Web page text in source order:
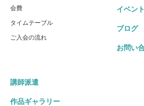
会費
タイムテーブル
ご入会の流れ
イベン
ブログ
お問い
講師派遣
作品ギャラリー